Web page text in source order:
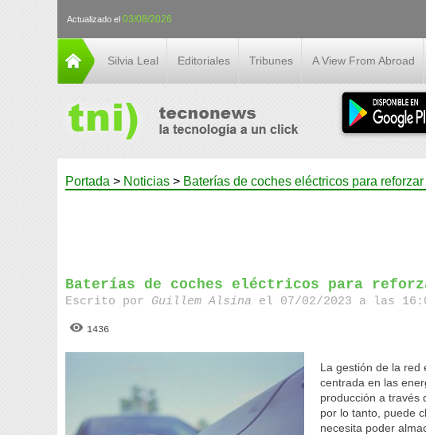
Actualizado el 03/08/2026
Silvia Leal Editoriales Tribunes A View From Abroad
Portada > Noticias > Baterías de coches eléctricos para
Baterías de coches eléctricos para
Escrito por Guillem Alsina el 07/02/2023 a las
1436
La gestión de la red
centrada en las
producción a través
por lo tanto, puede
necesita poder